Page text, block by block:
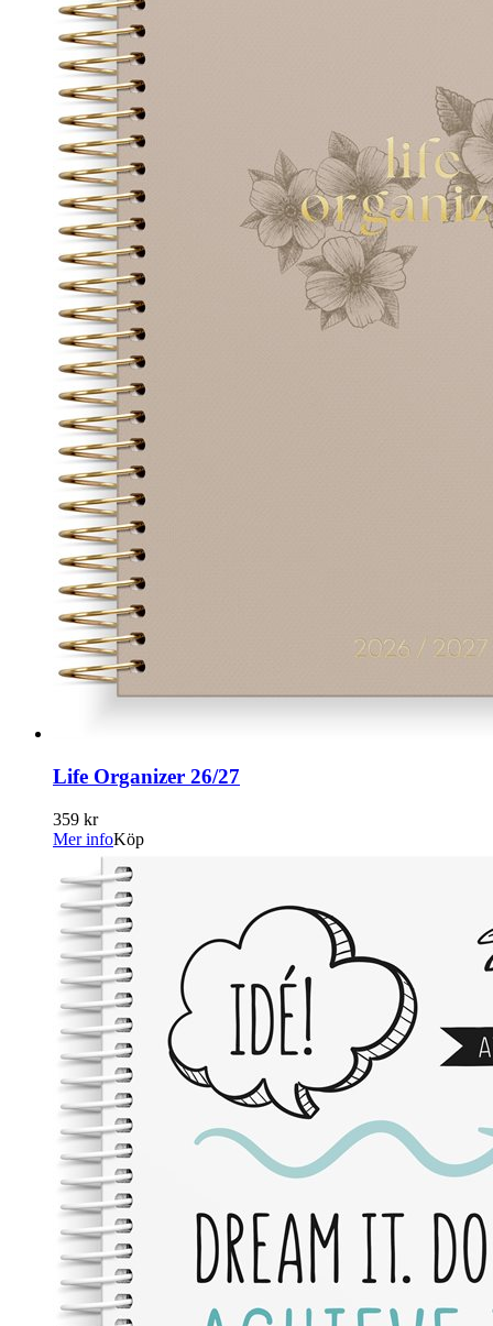
Life Organizer 26/27
359 kr
Mer infoKöp